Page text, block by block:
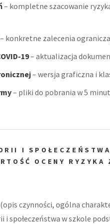
– kompletne szacowanie
– konkretne zalecenia
19– aktualizacja
– wersja graficzna i
– pliki do pobrania w 5
I
OCENY RYZYKA
czynności, ogólna
społeczeństwa w szkole